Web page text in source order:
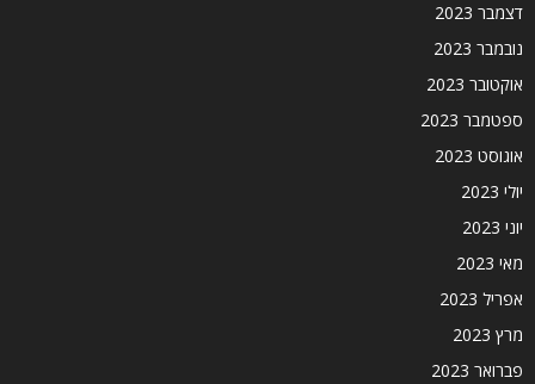
דצמבר 2023
נובמבר 2023
אוקטובר 2023
ספטמבר 2023
אוגוסט 2023
יולי 2023
יוני 2023
מאי 2023
אפריל 2023
מרץ 2023
פברואר 2023